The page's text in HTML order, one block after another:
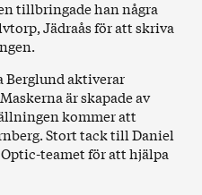
tillbringade han några
Jädraås för att skriva
Berglund aktiverar
är skapade av
kommer att
Stort tack till Daniel
teamet för att hjälpa